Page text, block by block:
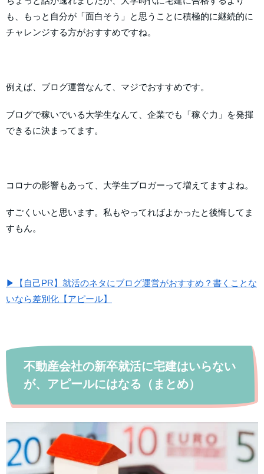
も、もっと自分が「面白そう」と思うことに積極的に継続的に
チャレンジする方がおすすめですね。
例えば、ブログ運営なんて、マジでおすすめです。
ブログで稼いでいる大学生なんて、企業でも「稼ぐ力」を発揮
できるに決まってます。
コロナの影響もあって、大学生ブロガーって増えてますよね。
すごくいいと思います。私もやってればよかったと後悔してま
すもん。
▶【自己PR】就活のネタにブログ運営がおすすめ？書くことな
いなら差別化【アピール】
不動産会社の新卒就活に宅建はいらない
が、アピールにはなる（まとめ）